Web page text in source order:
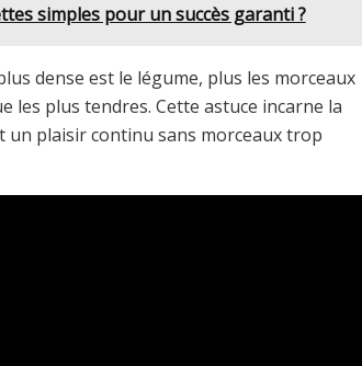
simples pour un succès garanti ?
dense est le légume, plus les morceaux
les plus tendres. Cette astuce incarne la
un plaisir continu sans morceaux trop